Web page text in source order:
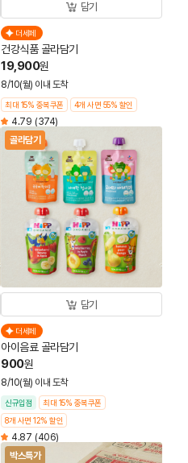
담기
더세페
건강식품 골라담기
19,900원
8/10(월) 이내 도착
최대 15% 중복쿠폰 4개 사면 55% 할인
4.79 (374)
골라담기
담기
더세페
아이음료 골라담기
900원
8/10(월) 이내 도착
신규입점
최대 15% 중복쿠폰
8개 사면 12% 할인
4.87 (406)
박스특가